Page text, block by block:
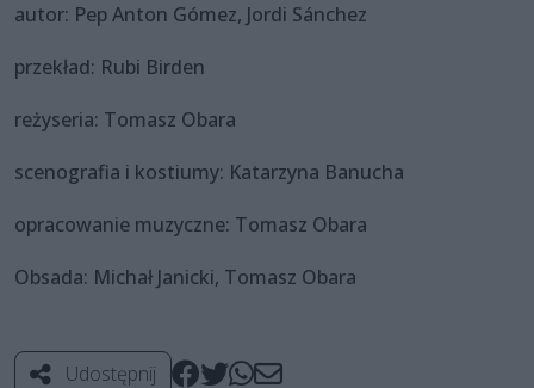
autor: Pep Anton Gómez, Jordi Sánchez
przekład: Rubi Birden
reżyseria: Tomasz Obara
scenografia i kostiumy: Katarzyna Banucha
opracowanie muzyczne: Tomasz Obara
Obsada: Michał Janicki, Tomasz Obara
Udostępnij